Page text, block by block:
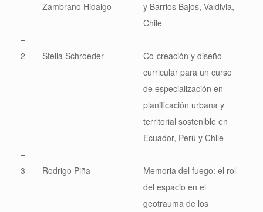
Zambrano Hidalgo
y Barrios Bajos, Valdivia,
Chile
–
2
Stella Schroeder
Co-creación y diseño
curricular para un curso
de especialización en
planificación urbana y
territorial sostenible en
Ecuador, Perú y Chile
–
3
Rodrigo Piña
Memoria del fuego: el rol
del espacio en el
geotrauma de los